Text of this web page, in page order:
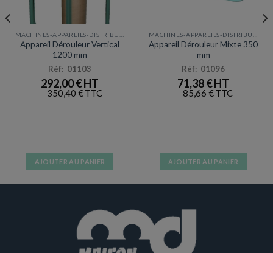
Appareil Dérouleur Vertical
1200 mm
Réf: 01103
292,00€
350,40 €
AJOUTER AU PANIER
Appareil Dérouleur Mixte 350
mm
Réf: 01096
71,38€
85,66 €
AJOUTER AU PANIER